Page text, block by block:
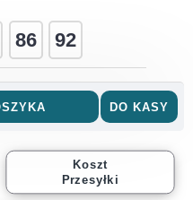
86 92
DO KASY
Koszt
Przesyłki